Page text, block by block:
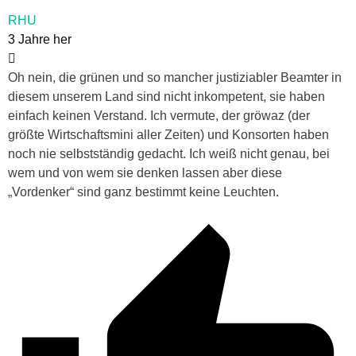
RHU
3 Jahre her
Oh nein, die grünen und so mancher justiziabler Beamter in
diesem unserem Land sind nicht inkompetent, sie haben
einfach keinen Verstand. Ich vermute, der gröwaz (der
größte Wirtschaftsmini aller Zeiten) und Konsorten haben
noch nie selbstständig gedacht. Ich weiß nicht genau, bei
wem und von wem sie denken lassen aber diese
„Vordenker“ sind ganz bestimmt keine Leuchten.